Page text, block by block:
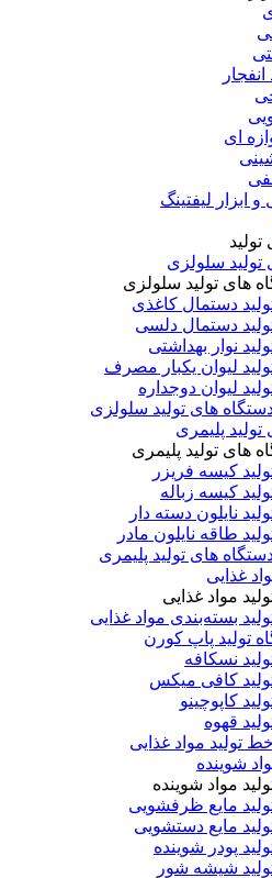
ای
ابزار لیفتینگ
تولید سلولزی
های تولید سلولزی
دستمال کاغذی
دستمال دلسی
نوار بهداشتی
لیوان یکبار مصرف
لیوان دوجداره
های تولید سلولزی
پلیمری
های تولید پلیمری
کیسه فریزر
کیسه زباله
نایلون دسته دار
طاقه نایلون مادر
های تولید پلیمری
غذایی
مواد غذایی
بسته‌بندی مواد غذایی
تولید پاپ کورن
نسکافه
کافی میکس
کاپوچینو
قهوه
تولید مواد غذایی
شوینده
مواد شوینده
مایع ظرفشویی
مایع دستشویی
پودر شوینده
شیشه شور